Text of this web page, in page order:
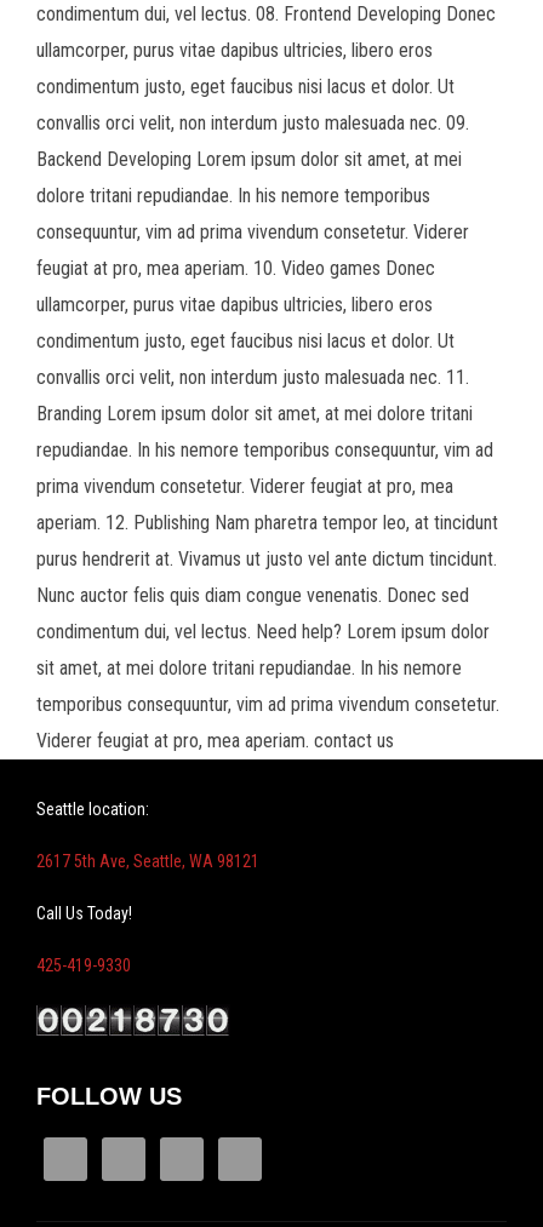
condimentum dui, vel lectus. 08. Frontend Developing Donec
ullamcorper, purus vitae dapibus ultricies, libero eros
condimentum justo, eget faucibus nisi lacus et dolor. Ut
convallis orci velit, non interdum justo malesuada nec. 09.
Backend Developing Lorem ipsum dolor sit amet, at mei
dolore tritani repudiandae. In his nemore temporibus
consequuntur, vim ad prima vivendum consetetur. Viderer
feugiat at pro, mea aperiam. 10. Video games Donec
ullamcorper, purus vitae dapibus ultricies, libero eros
condimentum justo, eget faucibus nisi lacus et dolor. Ut
convallis orci velit, non interdum justo malesuada nec. 11.
Branding Lorem ipsum dolor sit amet, at mei dolore tritani
repudiandae. In his nemore temporibus consequuntur, vim ad
prima vivendum consetetur. Viderer feugiat at pro, mea
aperiam. 12. Publishing Nam pharetra tempor leo, at tincidunt
purus hendrerit at. Vivamus ut justo vel ante dictum tincidunt.
Nunc auctor felis quis diam congue venenatis. Donec sed
condimentum dui, vel lectus. Need help? Lorem ipsum dolor
sit amet, at mei dolore tritani repudiandae. In his nemore
temporibus consequuntur, vim ad prima vivendum consetetur.
Viderer feugiat at pro, mea aperiam. contact us
Seattle location:
2617 5th Ave, Seattle, WA 98121
Call Us Today!
425-419-9330
FOLLOW US